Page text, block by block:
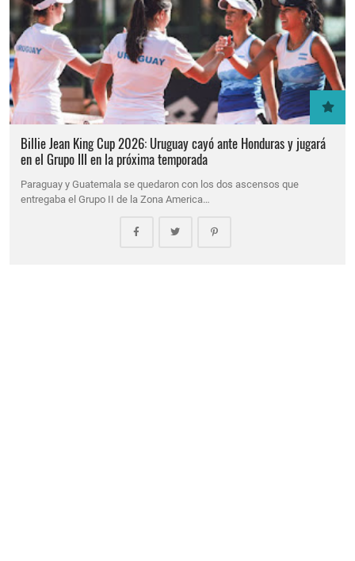
Billie Jean King Cup 2026: Uruguay cayó ante Honduras y jugará
en el Grupo III en la próxima temporada
Paraguay y Guatemala se quedaron con los dos ascensos que
entregaba el Grupo II de la Zona America…